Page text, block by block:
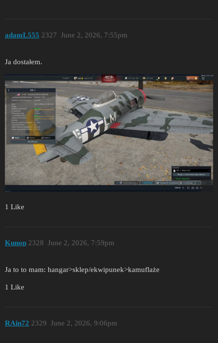
adamL555 June 2, 2026, 7:55pm
2327
Ja dostałem.
1 Like
Kunon June 2, 2026, 7:59pm
2328
Ja to to mam: hangar>sklep/ekwipunek>kamuflaże
1 Like
RAin72 June 2, 2026, 9:06pm
2329